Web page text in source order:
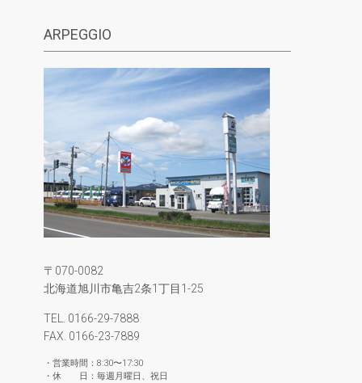
ARPEGGIO
〒070-0082
北海道旭川市亀吉2条1丁目1-25
TEL. 0166-29-7888
FAX. 0166-23-7889
・営業時間：8:30〜17:30
・休 日：毎週月曜日、祝日